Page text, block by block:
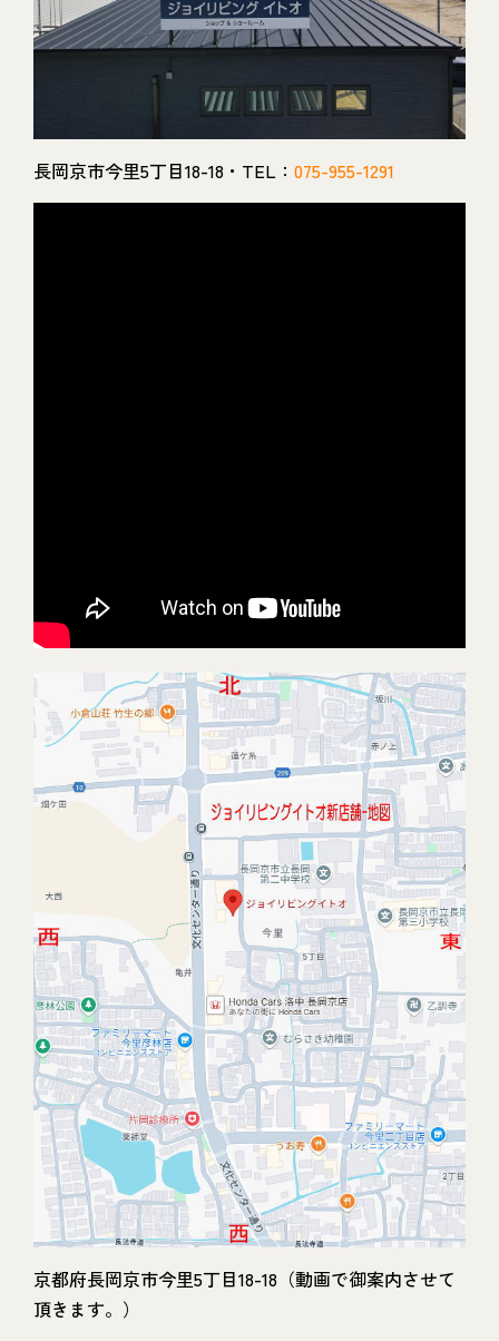
長岡京市今里5丁目18-18・TEL： 075-955-1291
京都府長岡京市今里5丁目18-18（動画で御案内させて
頂きます。）